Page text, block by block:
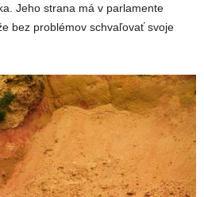
Jeho strana má v parlamente
bez problémov schvaľovať svoje